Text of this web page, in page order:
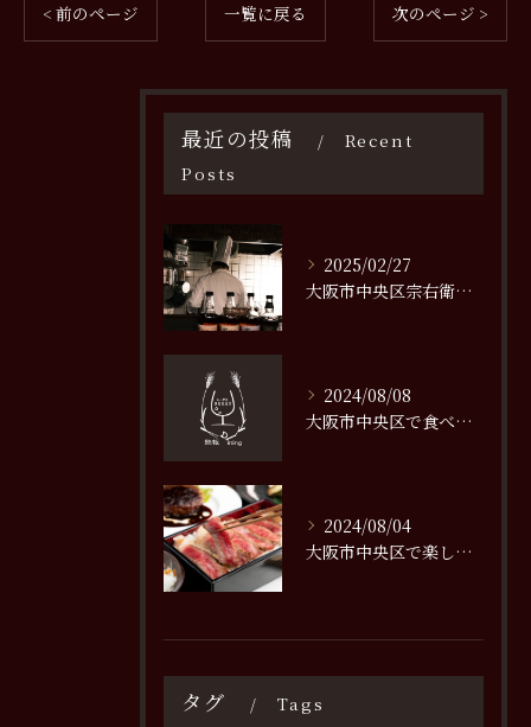
< 前のページ 一覧に戻る 次のページ >
最近の投稿
Recent
Posts
2025/02/27
大阪市中央区宗右衛門町で味わう極上の鉄板焼き体験
2024/08/08
大阪市中央区で食べるべき絶品ステーキの名店特集
2024/08/04
大阪市中央区で楽しむステーキ持ち帰りメニューの魅力
タグ Tags